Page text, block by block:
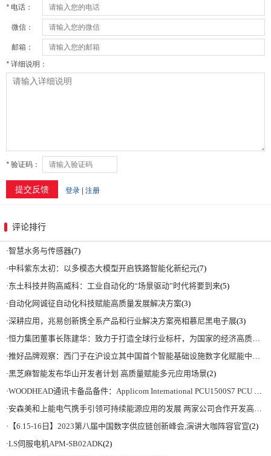
评论排行
·智慧水务与传感器(7)
·中科紫东太初：以多模态大模型开启铁路智能化新纪元(7)
·东土科技并购高威科：工业自动化的“场景驱动”时代将要到来(5)
· 自动化网诚征自动化科技赋能高质量发展解决方案(3)
·深耕应用，兆易创新携全系产品和行业解决方案亮相慕尼黑电子展(3)
·恒力集团董事长陈建华：致力于打造全球行业标杆，为国家的经济高质量发展贡献更大力量|上海电气集团党委书记、董事长吴磊来访
·推好品牌观察：西门子在沪设立其中国首个智能基础设施数字化赋能中心
·黑芝麻智能发布华山开发者计划 高质量赋能多元应用场景(2)
·WOODHEAD通讯卡备品备件：Applicom International PCU1500S7 PCU 1500 S7 V4.5.0
·安森美和上能电气携手引领可持续能源应用的发展 两家公司合作开发高性能储能和太阳能组串式逆变器方案 以实现可持续的未来
· 【6.15-16日】2023第八届中国数字供应链创新峰会,演讲大咖阵容官宣(2)
·LS伺服电机APM-SB02ADK(2)